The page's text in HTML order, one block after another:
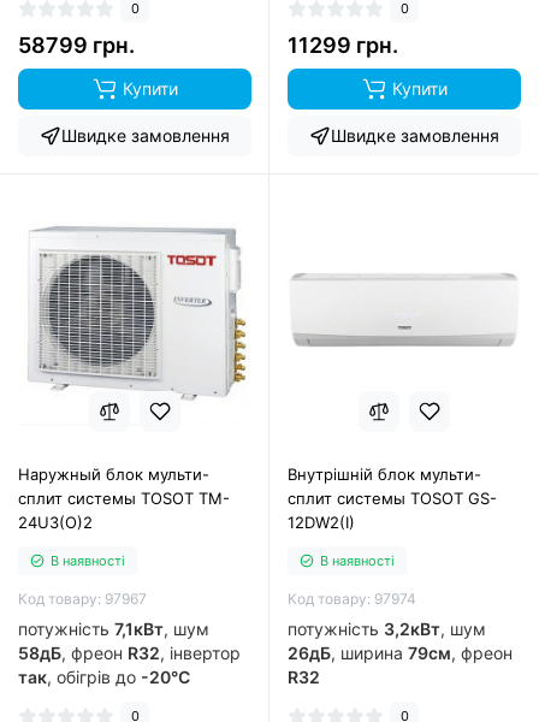
0
58799 грн.
Купити
Швидке замовлення
0
11299 грн.
Купити
Швидке замовлення
Наружный блок мульти-
сплит системы TOSOT TM-
24U3(O)2
В наявності
Код товару: 97967
потужність 7,1кВт, шум
58дБ, фреон R32, інвертор
так, обігрів до -20°C
0
Внутрішній блок мульти-
сплит системы TOSOT GS-
12DW2(I)
В наявності
Код товару: 97974
потужність 3,2кВт, шум
26дБ, ширина 79см, фреон
R32
0